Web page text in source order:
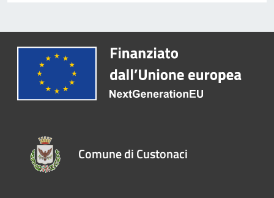
Comune di Custonaci